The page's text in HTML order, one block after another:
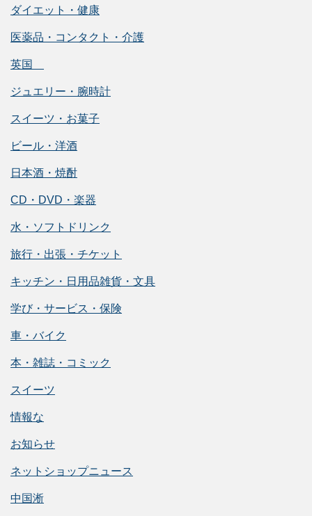
ダイエット・健康
医薬品・コンタクト・介護
英国
ジュエリー・腕時計
スイーツ・お菓子
ビール・洋酒
日本酒・焼酎
CD・DVD・楽器
水・ソフトドリンク
旅行・出張・チケット
キッチン・日用品雑貨・文具
学び・サービス・保険
車・バイク
本・雑誌・コミック
スイーツ
情報な
お知らせ
ネットショップニュース
中国淅